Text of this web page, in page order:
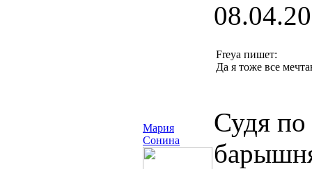
Мария
Сонина
Freya пишет:
Да я тоже все
Судя по